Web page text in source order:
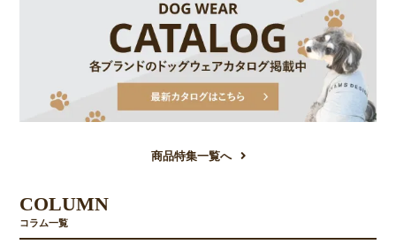
商品特集一覧へ
COLUMN
コラム一覧